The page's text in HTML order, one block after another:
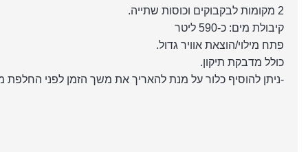
2 מקומות לבקבוקים וכוסות שתייה.
קיבולת מים: כ-590 ליטר
פתח מילוי/הוצאת אוויר גדול.
כולל מדבקת תיקון.
-ניתן להוסיף כלור על מנת להאריך את משך הזמן לפני החלפת